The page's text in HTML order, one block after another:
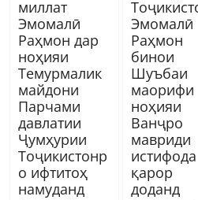
миллат
Эмомалӣ
Раҳмон дар
ноҳияи
Темурмалик
майдони
Парчами
давлатии
Ҷумҳурии
Тоҷикистонр
о ифтитоҳ
намуданд
Эмомалӣ
Раҳмон
бинои
Шуъбаи
маорифи
ноҳияи
Ванҷро
мавриди
истифода
қарор
доданд